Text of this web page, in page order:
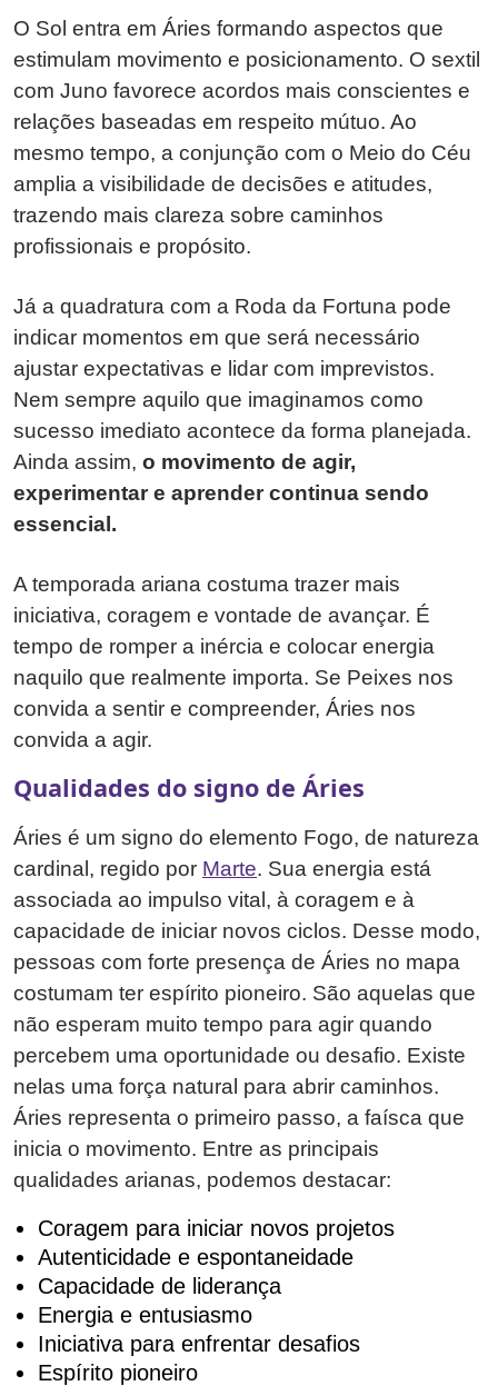
O Sol entra em Áries formando aspectos que
estimulam movimento e posicionamento. O sextil
com Juno favorece acordos mais conscientes e
relações baseadas em respeito mútuo. Ao
mesmo tempo, a conjunção com o Meio do Céu
amplia a visibilidade de decisões e atitudes,
trazendo mais clareza sobre caminhos
profissionais e propósito.
Já a quadratura com a Roda da Fortuna pode
indicar momentos em que será necessário
ajustar expectativas e lidar com imprevistos.
Nem sempre aquilo que imaginamos como
sucesso imediato acontece da forma planejada.
Ainda assim, o movimento de agir,
experimentar e aprender continua sendo
essencial.
A temporada ariana costuma trazer mais
iniciativa, coragem e vontade de avançar. É
tempo de romper a inércia e colocar energia
naquilo que realmente importa. Se Peixes nos
convida a sentir e compreender, Áries nos
convida a agir.
Qualidades do signo de Áries
Áries é um signo do elemento Fogo, de natureza
cardinal, regido por Marte. Sua energia está
associada ao impulso vital, à coragem e à
capacidade de iniciar novos ciclos. Desse modo,
pessoas com forte presença de Áries no mapa
costumam ter espírito pioneiro. São aquelas que
não esperam muito tempo para agir quando
percebem uma oportunidade ou desafio. Existe
nelas uma força natural para abrir caminhos.
Áries representa o primeiro passo, a faísca que
inicia o movimento. Entre as principais
qualidades arianas, podemos destacar:
Coragem para iniciar novos projetos
Autenticidade e espontaneidade
Capacidade de liderança
Energia e entusiasmo
Iniciativa para enfrentar desafios
Espírito pioneiro